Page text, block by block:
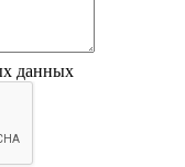
данных